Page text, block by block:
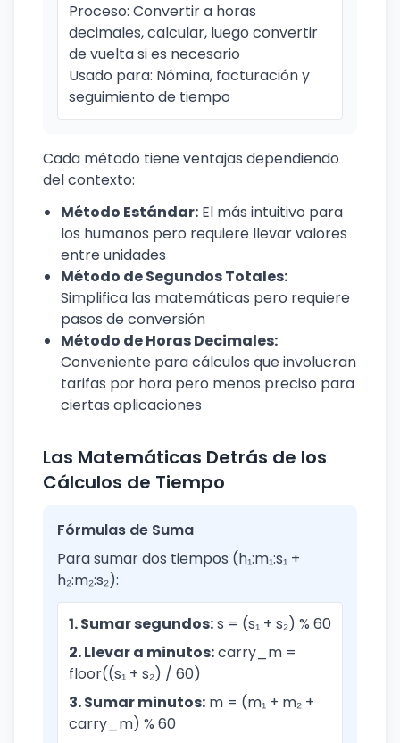
Proceso: Convertir a horas
decimales, calcular, luego convertir
de vuelta si es necesario
Usado para: Nómina, facturación y
seguimiento de tiempo
Cada método tiene ventajas dependiendo
del contexto:
Método Estándar: El más intuitivo para
los humanos pero requiere llevar valores
entre unidades
Método de Segundos Totales:
Simplifica las matemáticas pero requiere
pasos de conversión
Método de Horas Decimales:
Conveniente para cálculos que involucran
tarifas por hora pero menos preciso para
ciertas aplicaciones
Las Matemáticas Detrás de los
Cálculos de Tiempo
Fórmulas de Suma
Para sumar dos tiempos (h₁:m₁:s₁ +
h₂:m₂:s₂):
1. Sumar segundos:s = (s₁ + s₂) % 60
2. Llevar a minutos:carry_m =
floor((s₁ + s₂) / 60)
3. Sumar minutos: m = (m₁ + m₂ +
carry_m) % 60